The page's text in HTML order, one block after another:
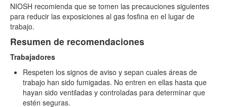
NIOSH recomienda que se tomen las precauciones siguientes
para reducir las exposiciones al gas fosfina en el lugar de
trabajo.
Resumen de recomendaciones
Trabajadores
Respeten los signos de aviso y sepan cuales áreas de
trabajo han sido fumigadas. No entren en ellas hasta que
hayan sido ventiladas y controladas para determinar que
estén seguras.